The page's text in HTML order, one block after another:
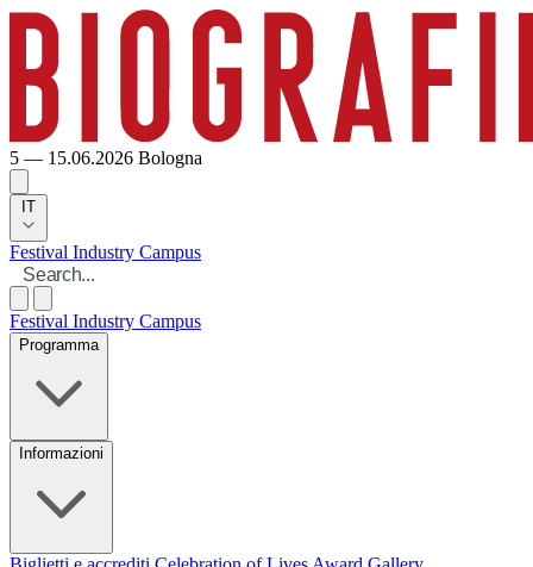
5 — 15.06.2026 Bologna
IT
Festival Industry Campus
Festival Industry Campus
Programma
Informazioni